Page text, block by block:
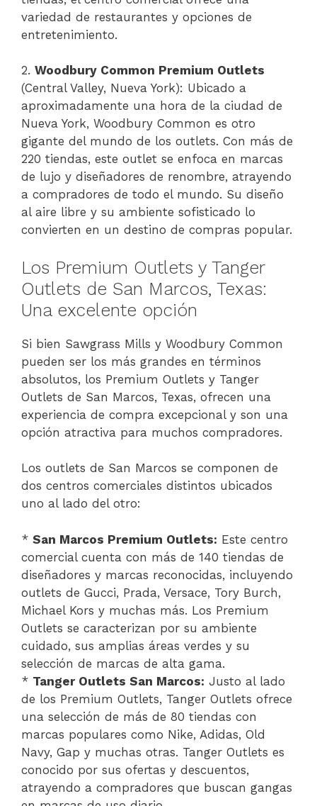
variedad de restaurantes y opciones de
entretenimiento.
2. Woodbury Common Premium Outlets
(Central Valley, Nueva York): Ubicado a
aproximadamente una hora de la ciudad de
Nueva York, Woodbury Common es otro
gigante del mundo de los outlets. Con más de
220 tiendas, este outlet se enfoca en marcas
de lujo y diseñadores de renombre, atrayendo
a compradores de todo el mundo. Su diseño
al aire libre y su ambiente sofisticado lo
convierten en un destino de compras popular.
Los Premium Outlets y Tanger
Outlets de San Marcos, Texas:
Una excelente opción
Si bien Sawgrass Mills y Woodbury Common
pueden ser los más grandes en términos
absolutos, los Premium Outlets y Tanger
Outlets de San Marcos, Texas, ofrecen una
experiencia de compra excepcional y son una
opción atractiva para muchos compradores.
Los outlets de San Marcos se componen de
dos centros comerciales distintos ubicados
uno al lado del otro:
* San Marcos Premium Outlets: Este centro
comercial cuenta con más de 140 tiendas de
diseñadores y marcas reconocidas, incluyendo
outlets de Gucci, Prada, Versace, Tory Burch,
Michael Kors y muchas más. Los Premium
Outlets se caracterizan por su ambiente
cuidado, sus amplias áreas verdes y su
selección de marcas de alta gama.
* Tanger Outlets San Marcos: Justo al lado
de los Premium Outlets, Tanger Outlets ofrece
una selección de más de 80 tiendas con
marcas populares como Nike, Adidas, Old
Navy, Gap y muchas otras. Tanger Outlets es
conocido por sus ofertas y descuentos,
atrayendo a compradores que buscan gangas